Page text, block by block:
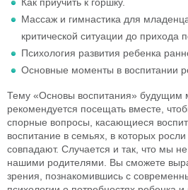
Массаж и гимнастика для
критической ситуации до прихода
Психология развития ребенка
Основные моменты в воспитании
Тему «Основы воспитания» будущим
рекомендуется посещать вместе,
спорные вопросы, касающиеся
воспитание в семьях, в которых
совпадают. Случается и так, что мы
нашими родителями. Вы сможете
зрения, познакомившись с